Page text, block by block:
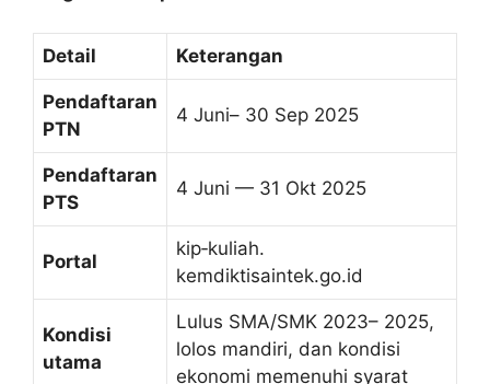
Detail Keterangan
Pendaftaran
PTN
4 Juni– 30 Sep 2025
Pendaftaran
PTS
4 Juni — 31 Okt 2025
Portal
kip‑kuliah.
kemdiktisaintek.go.id
Kondisi
utama
Lulus SMA/SMK 2023– 2025,
lolos mandiri, dan kondisi
ekonomi memenuhi syarat